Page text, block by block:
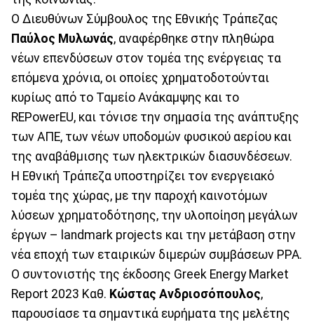
Ο Διευθύνων Σύμβουλος της Εθνικής Τράπεζας
Παύλος Μυλωνάς, αναφέρθηκε στην πληθώρα
νέων επενδύσεων στον τομέα της ενέργειας τα
επόμενα χρόνια, οι οποίες χρηματοδοτούνται
κυρίως από το Ταμείο Ανάκαμψης και το
REPowerEU, και τόνισε την σημασία της ανάπτυξης
των ΑΠΕ, των νέων υποδομών φυσικού αερίου και
της αναβάθμισης των ηλεκτρικών διασυνδέσεων.
Η Εθνική Τράπεζα υποστηρίζει τον ενεργειακό
τομέα της χώρας, με την παροχή καινοτόμων
λύσεων χρηματοδότησης, την υλοποίηση μεγάλων
έργων – landmark projects και την μετάβαση στην
νέα εποχή των εταιρικών διμερών συμβάσεων PPA.
Ο συντονιστής της έκδοσης Greek Energy Market
Report 2023 Καθ. Κώστας Ανδριοσόπουλος,
παρουσίασε τα σημαντικά ευρήματα της μελέτης